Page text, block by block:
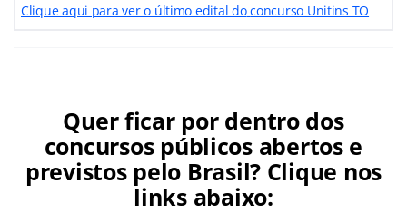
Clique aqui para ver o último edital doconcurso Unitins TO
Quer ficar por dentro dos
concursos públicos abertos e
previstos pelo Brasil? Clique nos
links abaixo: